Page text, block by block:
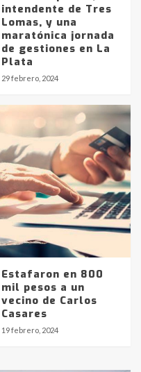
intendente de Tres
Lomas, y una
maratónica jornada
de gestiones en La
Plata
29 febrero, 2024
Estafaron en 800
mil pesos a un
vecino de Carlos
Casares
19 febrero, 2024
fueron